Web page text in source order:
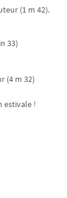
(1 m 42).
33)
(4 m 32)
estivale !